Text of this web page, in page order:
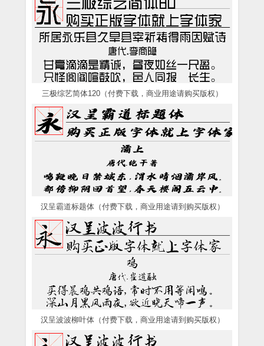
三极综艺简体120（付费下载，商业用途请购买版权）
汉呈霸道标题体（付费下载，商业用途请到购买版权）
汉呈波波柳叶体（付费下载，商业用途请到购买版权）